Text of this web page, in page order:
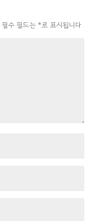
필수 필드는 *로 표시됩니다